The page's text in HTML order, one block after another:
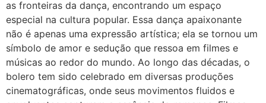
as fronteiras da dança, encontrando um espaço
especial na cultura popular. Essa dança apaixonante
não é apenas uma expressão artística; ela se tornou um
símbolo de amor e sedução que ressoa em filmes e
músicas ao redor do mundo. Ao longo das décadas, o
bolero tem sido celebrado em diversas produções
cinematográficas, onde seus movimentos fluidos e